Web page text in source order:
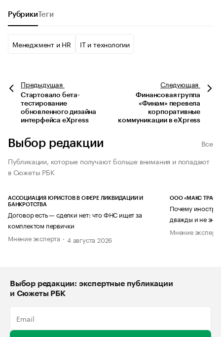
Рубрики Теги
Менеджмент и HR IT и технологии
Предыдущая
Стартовало бета-
тестирование
обновленного дизайна
интерфейса eXpress
Следующая
Финансовая группа
«Финам» перевела
корпоративные
коммуникации в eXpress
Выбор редакции
Все
Публикации, которые получают больше внимания и попадают
в Сюжеты РБК
АССОЦИАЦИЯ ЮРИСТОВ В СФЕРЕ ЛИКВИДАЦИИ И
БАНКРОТСТВА
Договор есть — сделки нет: что ФНС ищет за
комплектом первички
Мнение эксперта
4 августа 2026
ООО «МАКС ТРАСТ»
Почему
дважды и не
Мнение
Выбор редакции: экспертные публикации
и Сюжеты РБК